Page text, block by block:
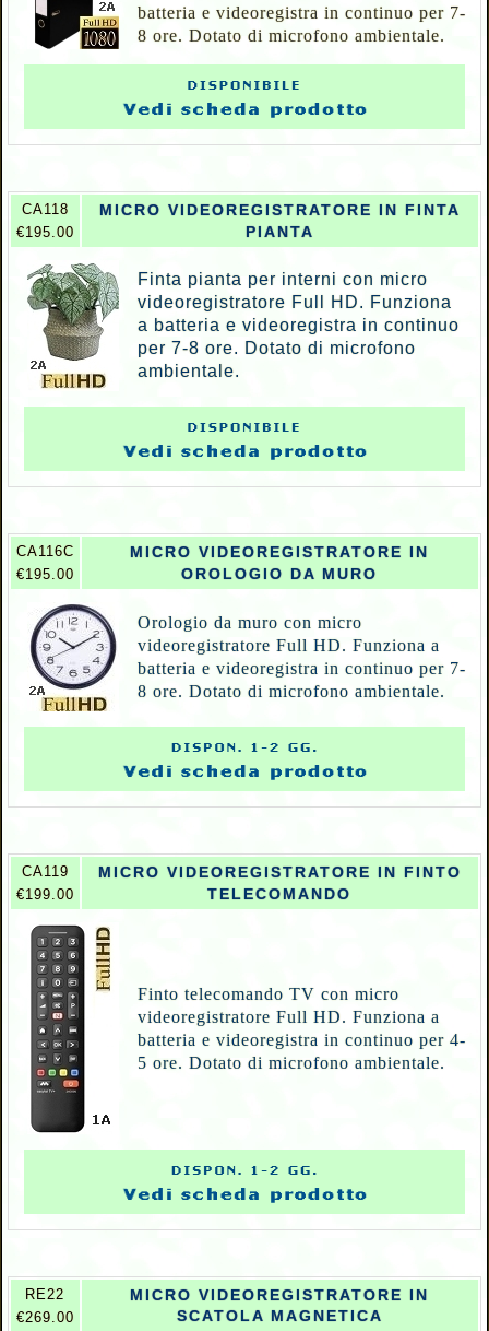
batteria e videoregistra in continuo per 7-
8 ore. Dotato di microfono ambientale.
CA118
€195.00
MICRO VIDEOREGISTRATORE IN FINTA
PIANTA
Finta pianta per interni con micro
videoregistratore Full HD. Funziona
a batteria e videoregistra in continuo
per 7-8 ore. Dotato di microfono
ambientale.
CA116C
€195.00
MICRO VIDEOREGISTRATORE IN
OROLOGIO DA MURO
Orologio da muro con micro
videoregistratore Full HD. Funziona a
batteria e videoregistra in continuo per 7-
8 ore. Dotato di microfono ambientale.
CA119
€199.00
MICRO VIDEOREGISTRATORE IN FINTO
TELECOMANDO
Finto telecomando TV con micro
videoregistratore Full HD. Funziona a
batteria e videoregistra in continuo per 4-
5 ore. Dotato di microfono ambientale.
RE22
€269.00
MICRO VIDEOREGISTRATORE IN
SCATOLA MAGNETICA